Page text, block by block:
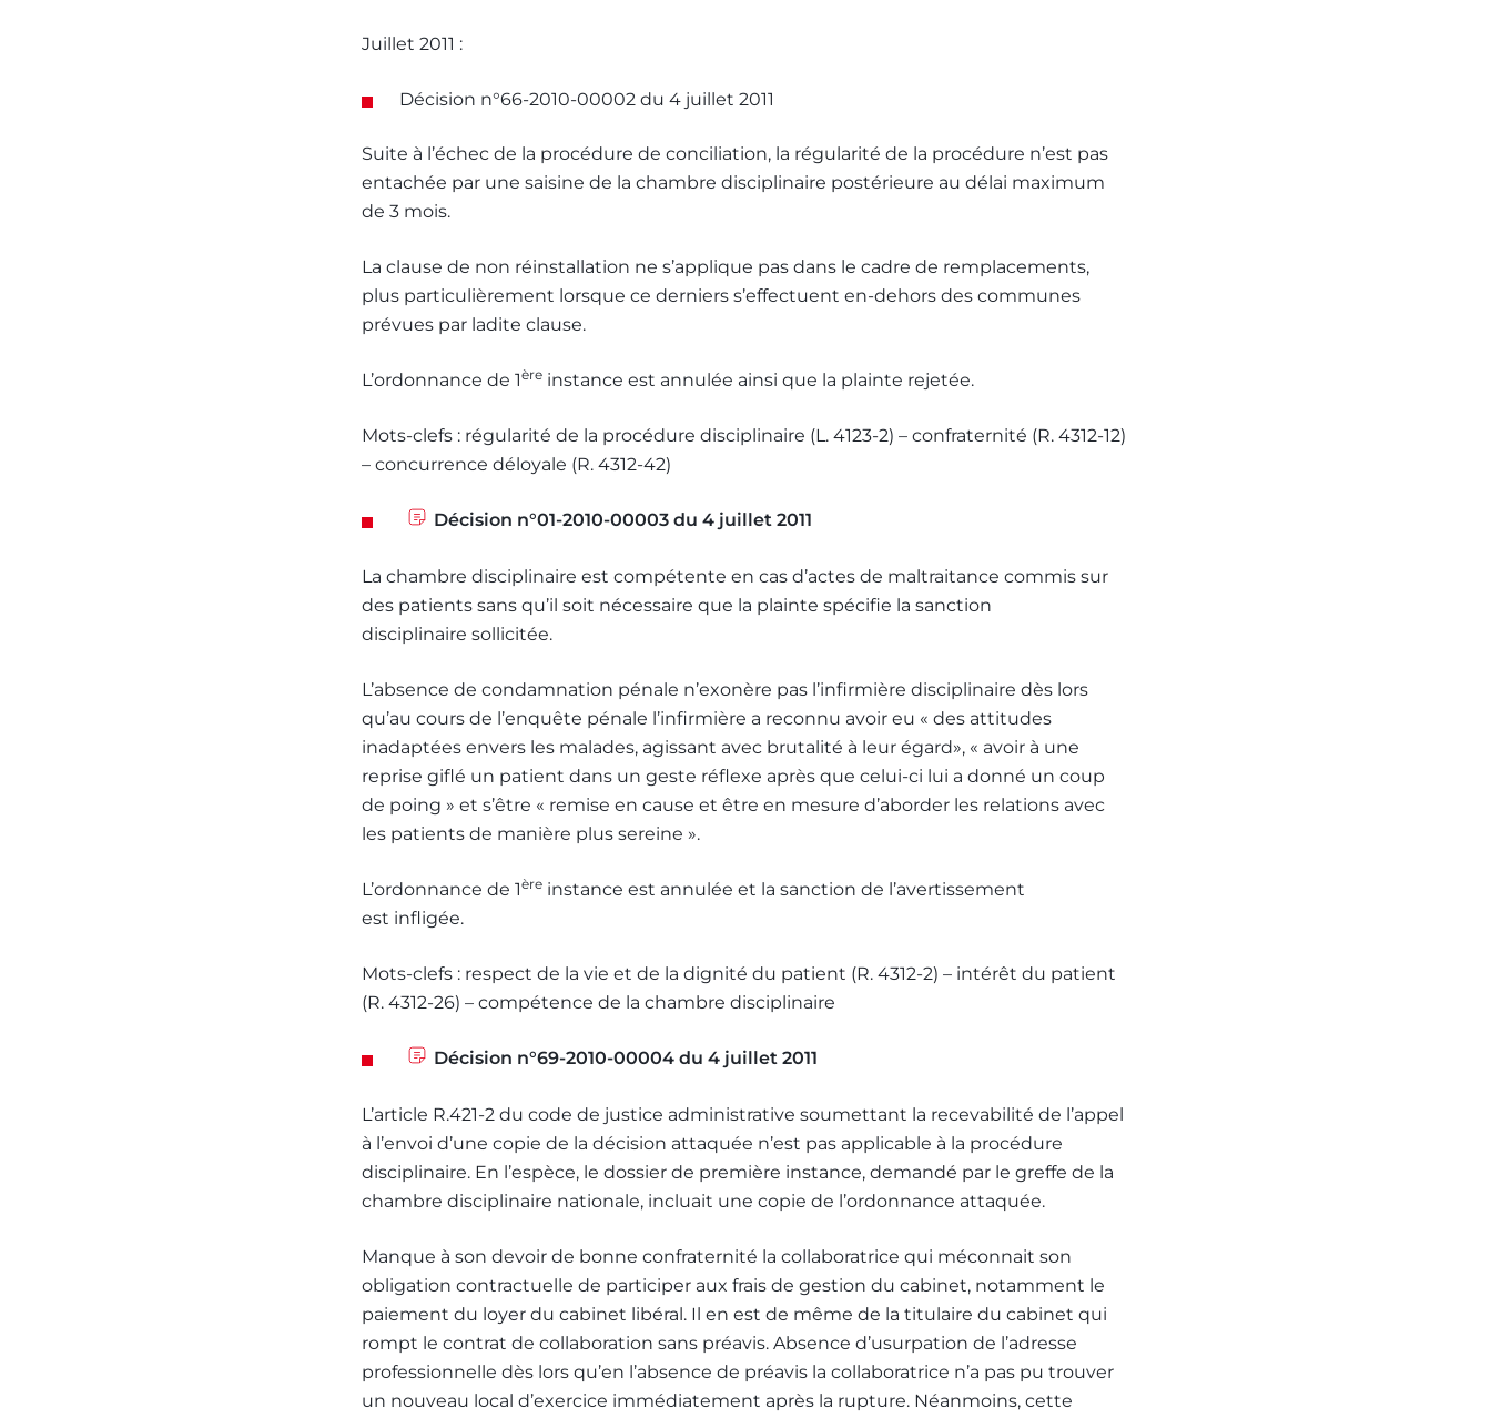
Juillet 2011 :
Décision n°66-2010-00002 du 4 juillet 2011
Suite à l’échec de la procédure de conciliation, la régularité de la procédure n’est pas
entachée par une saisine de la chambre disciplinaire postérieure au délai maximum
de 3 mois.
La clause de non réinstallation ne s’applique pas dans le cadre de remplacements,
plus particulièrement lorsque ce derniers s’effectuent en-dehors des communes
prévues par ladite clause.
L’ordonnance de 1ère instance est annulée ainsi que la plainte rejetée.
Mots-clefs : régularité de la procédure disciplinaire (L. 4123-2) – confraternité (R. 4312-12)
– concurrence déloyale (R. 4312-42)
Décision n°01-2010-00003 du 4 juillet 2011
La chambre disciplinaire est compétente en cas d’actes de maltraitance commis sur
des patients sans qu’il soit nécessaire que la plainte spécifie la sanction
disciplinaire sollicitée.
L’absence de condamnation pénale n’exonère pas l’infirmière disciplinaire dès lors
qu’au cours de l’enquête pénale l’infirmière a reconnu avoir eu « des attitudes
inadaptées envers les malades, agissant avec brutalité à leur égard», « avoir à une
reprise giflé un patient dans un geste réflexe après que celui-ci lui a donné un coup
de poing » et s’être « remise en cause et être en mesure d’aborder les relations avec
les patients de manière plus sereine ».
L’ordonnance de 1ère instance est annulée et la sanction de l’avertissement
est infligée.
Mots-clefs : respect de la vie et de la dignité du patient (R. 4312-2) – intérêt du patient
(R. 4312-26) – compétence de la chambre disciplinaire
Décision n°69-2010-00004 du 4 juillet 2011
L’article R.421-2 du code de justice administrative soumettant la recevabilité de l’appel
à l’envoi d’une copie de la décision attaquée n’est pas applicable à la procédure
disciplinaire. En l’espèce, le dossier de première instance, demandé par le greffe de la
chambre disciplinaire nationale, incluait une copie de l’ordonnance attaquée.
Manque à son devoir de bonne confraternité la collaboratrice qui méconnait son
obligation contractuelle de participer aux frais de gestion du cabinet, notamment le
paiement du loyer du cabinet libéral. Il en est de même de la titulaire du cabinet qui
rompt le contrat de collaboration sans préavis. Absence d’usurpation de l’adresse
professionnelle dès lors qu’en l’absence de préavis la collaboratrice n’a pas pu trouver
un nouveau local d’exercice immédiatement après la rupture. Néanmoins, cette